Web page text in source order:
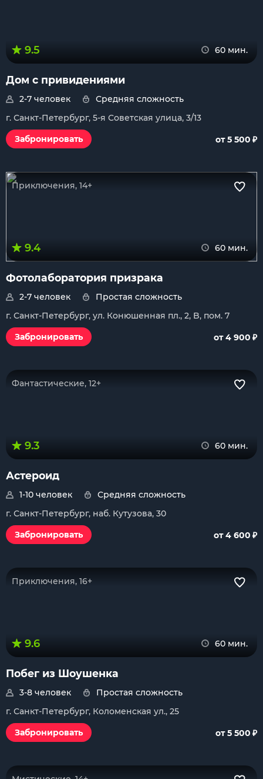
9.5 60 мин.
Дом с привидениями
2-7 человек
Средняя сложность
г. Санкт-Петербург, 5-я Советская улица, 3/13
Забронировать
от 5 500 ₽
Приключения, 14+
9.4 60 мин.
Фотолаборатория призрака
2-7 человек
Простая сложность
г. Санкт-Петербург, ул. Конюшенная пл., 2, B, пом. 7
Забронировать
от 4 900 ₽
Фантастические, 12+
9.3 60 мин.
Астероид
1-10 человек
Средняя сложность
г. Санкт-Петербург, наб. Кутузова, 30
Забронировать
от 4 600 ₽
Приключения, 16+
9.6 60 мин.
Побег из Шоушенка
3-8 человек
Простая сложность
г. Санкт-Петербург, Коломенская ул., 25
Забронировать
от 5 500 ₽